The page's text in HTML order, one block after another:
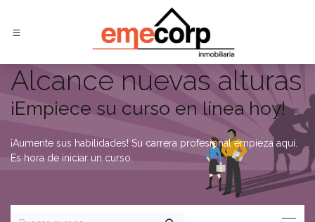
Alcance nuevas alturas
¡Empiece su curso en línea hoy!
¡Aumente sus habilidades! Su carrera profesional empieza aquí.
Es hora de iniciar un curso.